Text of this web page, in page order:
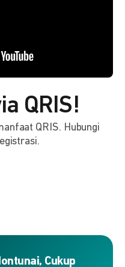
QRIS!
QRIS. Hubungi
Cukup